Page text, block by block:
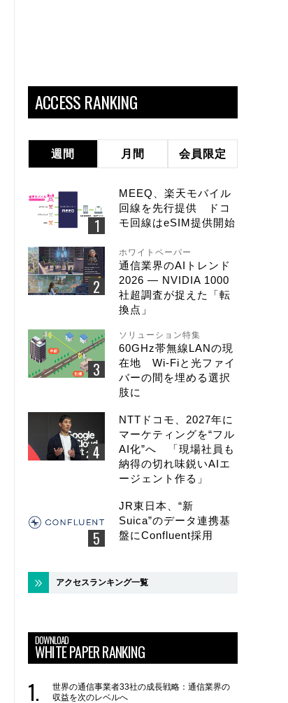
ACCESS RANKING
週間 月間 会員限定
MEEQ、楽天モバイル
回線を先行提供 ドコ
モ回線はeSIM提供開始
ホワイトペーパー
通信業界のAIトレンド
2026 ― NVIDIA 1000
社超調査が捉えた「転
換点」
ソリューション特集
60GHz帯無線LANの現
在地 Wi-Fiと光ファイ
バーの間を埋める選択
肢に
NTTドコモ、2027年に
マーケティングを“フル
AI化”へ 「現場社員も
納得の切れ味鋭いAIエ
ージェント作る」
JR東日本、“新
Suica”のデータ連携基
盤にConfluent採用
アクセスランキング一覧
DOWNLOAD
WHITE PAPER RANKING
世界の通信事業者33社の成長戦略：通信業界の
収益を次のレベルへ